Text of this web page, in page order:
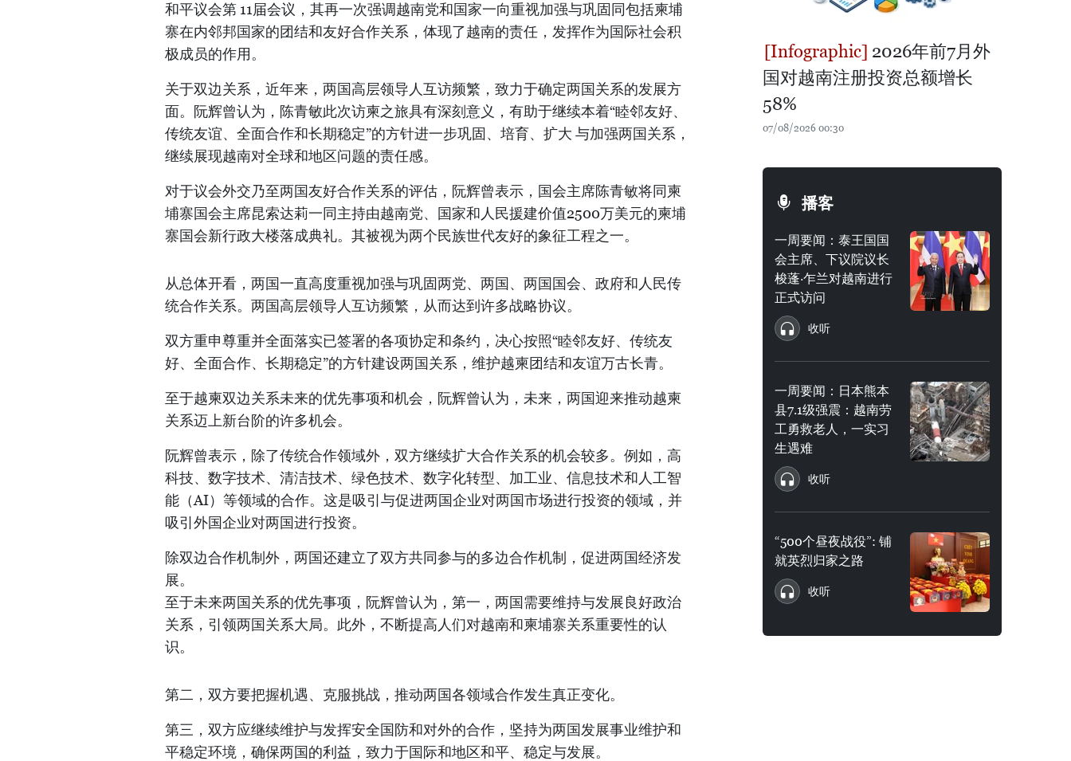
和平议会第 11届会议，其再一次强调越南党和国家一向重视加强与巩固同包括柬埔
寨在内邻邦国家的团结和友好合作关系，体现了越南的责任，发挥作为国际社会积
极成员的作用。
关于双边关系，近年来，两国高层领导人互访频繁，致力于确定两国关系的发展方
面。阮辉曾认为，陈青敏此次访柬之旅具有深刻意义，有助于继续本着“睦邻友好、
传统友谊、全面合作和长期稳定”的方针进一步巩固、培育、扩大 与加强两国关系，
继续展现越南对全球和地区问题的责任感。
对于议会外交乃至两国友好合作关系的评估，阮辉曾表示，国会主席陈青敏将同柬
埔寨国会主席昆索达莉一同主持由越南党、国家和人民援建价值2500万美元的柬埔
寨国会新行政大楼落成典礼。其被视为两个民族世代友好的象征工程之一。
从总体开看，两国一直高度重视加强与巩固两党、两国、两国国会、政府和人民传
统合作关系。两国高层领导人互访频繁，从而达到许多战略协议。
双方重申尊重并全面落实已签署的各项协定和条约，决心按照“睦邻友好、传统友
好、全面合作、长期稳定”的方针建设两国关系，维护越柬团结和友谊万古长青。
至于越柬双边关系未来的优先事项和机会，阮辉曾认为，未来，两国迎来推动越柬
关系迈上新台阶的许多机会。
阮辉曾表示，除了传统合作领域外，双方继续扩大合作关系的机会较多。例如，高
科技、数字技术、清洁技术、绿色技术、数字化转型、加工业、信息技术和人工智
能（AI）等领域的合作。这是吸引与促进两国企业对两国市场进行投资的领域，并
吸引外国企业对两国进行投资。
除双边合作机制外，两国还建立了双方共同参与的多边合作机制，促进两国经济发
展。
至于未来两国关系的优先事项，阮辉曾认为，第一，两国需要维持与发展良好政治
关系，引领两国关系大局。此外，不断提高人们对越南和柬埔寨关系重要性的认
识。
第二，双方要把握机遇、克服挑战，推动两国各领域合作发生真正变化。
第三，双方应继续维护与发挥安全国防和对外的合作，坚持为两国发展事业维护和
平稳定环境，确保两国的利益，致力于国际和地区和平、稳定与发展。
2026年前7月外
国对越南注册投资总额增长
58%
07/08/2026 00:30
播客
一周要闻：泰王国国
会主席、下议院议长
梭蓬·乍兰对越南进行
正式访问
收听
一周要闻：日本熊本
县7.1级强震：越南劳
工勇救老人，一实习
生遇难
收听
“500个昼夜战役”: 铺
就英烈归家之路
收听